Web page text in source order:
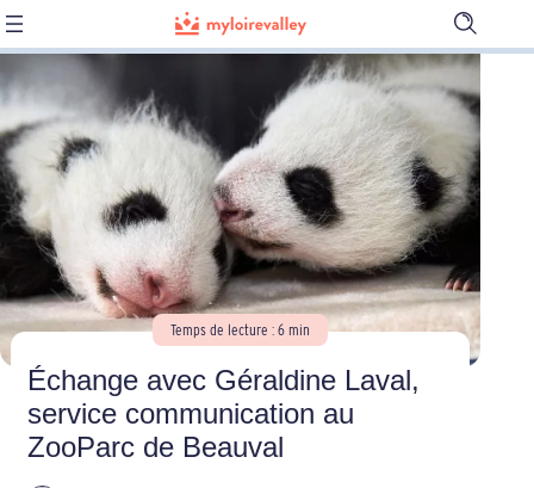
Ouvrir
la
barre
de
Temps de lecture : 6 min
Échange avec Géraldine Laval,
service communication au
ZooParc de Beauval